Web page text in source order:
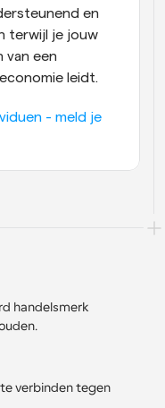
en
terwijl je jouw
van een
leidt.
- meld je
handelsmerk
verbinden tegen